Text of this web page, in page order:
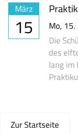
März
15 Mo,
Die
des
lang im
Zur Startseite